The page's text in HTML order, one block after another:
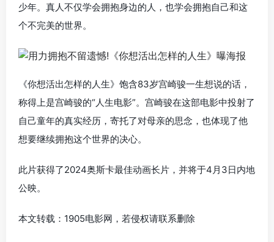
少年。真人不仅学会拥抱身边的人，也学会拥抱自己和这
个不完美的世界。
《你想活出怎样的人生》饱含83岁宫崎骏一生想说的话，
称得上是宫崎骏的“人生电影”。宫崎骏在这部电影中投射了
自己童年的真实经历，寄托了对母亲的思念，也体现了他
想要继续拥抱这个世界的决心。
此片获得了2024奥斯卡最佳动画长片，并将于4月3日内地
公映。
本文转载：1905电影网，若侵权请联系删除